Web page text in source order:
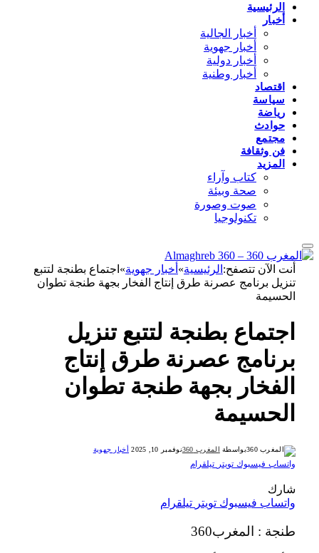
الرئيسية
أخبار
أخبار الجالية
أخبار جهوية
أخبار دولية
أخبار وطنية
اقتصاد
سياسة
رياضة
حوادث
مجتمع
فن وثقافة
المزيد
كتاب وآراء
صحة وبيئة
صوت وصورة
تكنولوجيا
أنت الآن تتصفح: الرئيسية» أخبار جهوية» اجتماع بطنجة لتتبع
تنزيل برنامج عصرنة طرق إنتاج الفخار بجهة طنجة تطوان
الحسيمة
اجتماع بطنجة لتتبع تنزيل
برنامج عصرنة طرق إنتاج
الفخار بجهة طنجة تطوان
الحسيمة
بواسطة المغرب 360 نوفمبر 10, 2025 أخبار جهوية
واتساب فيسبوك تويتر تيلقرام
شارك
واتساب فيسبوك تويتر تيلقرام
طنجة : المغرب360